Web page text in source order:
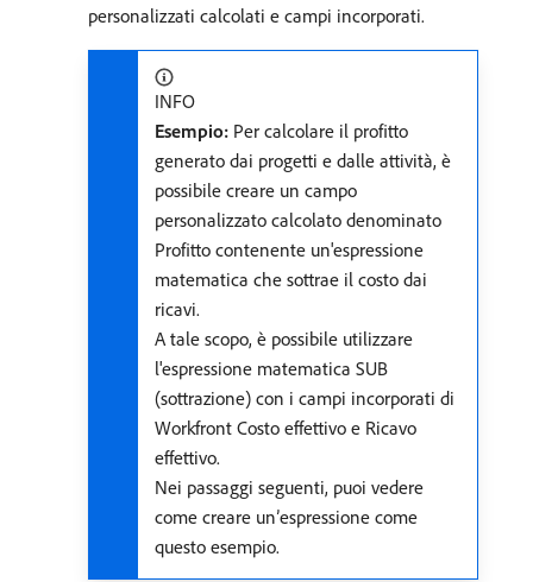
personalizzati calcolati e campi incorporati.
INFO
Esempio: Per calcolare il profitto
generato dai progetti e dalle attività, è
possibile creare un campo
personalizzato calcolato denominato
Profitto contenente un'espressione
matematica che sottrae il costo dai
ricavi.
A tale scopo, è possibile utilizzare
l'espressione matematica SUB
(sottrazione) con i campi incorporati di
Workfront Costo effettivo e Ricavo
effettivo.
Nei passaggi seguenti, puoi vedere
come creare un’espressione come
questo esempio.